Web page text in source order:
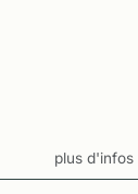
plus d'infos